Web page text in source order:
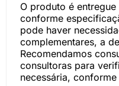
O produto é
conforme
pode haver
complementares, a
Recomendamos
consultoras para
necessária,